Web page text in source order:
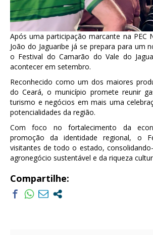
Após uma participação marcante na PEC
João do Jaguaribe já se prepara para um
o Festival do Camarão do Vale do
acontecer em setembro.
Reconhecido como um dos maiores
do Ceará, o município promete reunir
turismo e negócios em mais uma
potencialidades da região.
Com foco no fortalecimento da
promoção da identidade regional, o
visitantes de todo o estado,
agronegócio sustentável e da riqueza
Compartilhe: